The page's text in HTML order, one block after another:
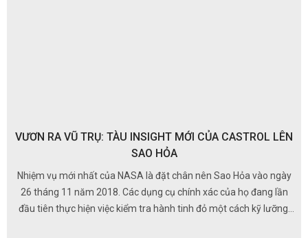
VƯƠN RA VŨ TRỤ: TÀU INSIGHT MỚI CỦA CASTROL LÊN
SAO HỎA
Nhiệm vụ mới nhất của NASA là đặt chân nên Sao Hỏa vào ngày
26 tháng 11 năm 2018. Các dụng cụ chính xác của họ đang lần
đầu tiên thực hiện việc kiểm tra hành tinh đỏ một cách kỹ lưỡng.